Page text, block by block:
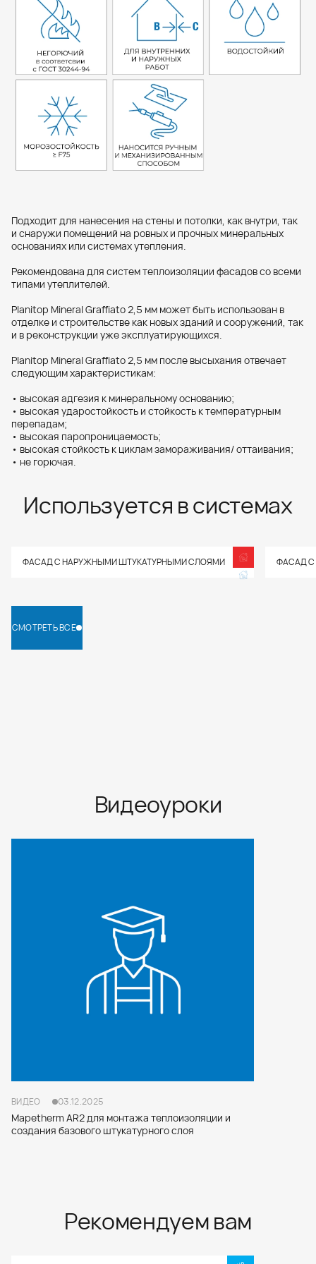
Подходит для нанесения на стены и потолки, как внутри, так
и снаружи помещений на ровных и прочных минеральных
основаниях или системах утепления.
Рекомендована для систем теплоизоляции фасадов со всеми
типами утеплителей.
Planitop Mineral Graffiato 2,5 мм может быть использован в
отделке и строительстве как новых зданий и сооружений, так
и в реконструкции уже эксплуатирующихся.
Planitop Mineral Graffiato 2,5 мм после высыхания отвечает
следующим характеристикам:
• высокая адгезия к минеральному основанию;
• высокая ударостойкость и стойкость к температурным
перепадам;
• высокая паропроницаемость;
• высокая стойкость к циклам замораживания/ оттаивания;
• не горючая.
Используется в системах
ФАСАД С НАРУЖНЫМИ ШТУКАТУРНЫМИ СЛОЯМИ ФАСАД
СМОТРЕТЬ ВСЕ
Видеоуроки
ВИДЕО 03.12.2025
Mapetherm AR2 для монтажа теплоизоляции и
создания базового штукатурного слоя
Рекомендуем вам